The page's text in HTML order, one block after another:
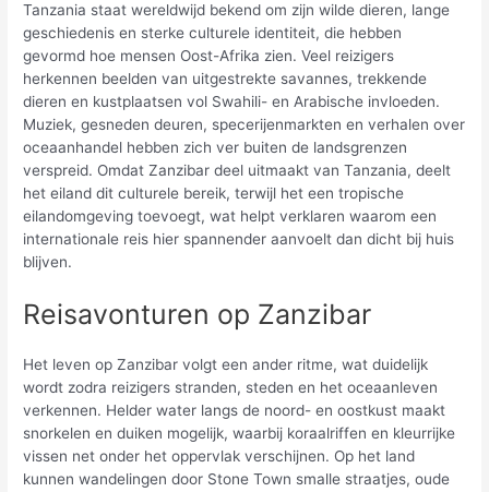
Tanzania staat wereldwijd bekend om zijn wilde dieren, lange
geschiedenis en sterke culturele identiteit, die hebben
gevormd hoe mensen Oost-Afrika zien. Veel reizigers
herkennen beelden van uitgestrekte savannes, trekkende
dieren en kustplaatsen vol Swahili- en Arabische invloeden.
Muziek, gesneden deuren, specerijenmarkten en verhalen over
oceaanhandel hebben zich ver buiten de landsgrenzen
verspreid. Omdat Zanzibar deel uitmaakt van Tanzania, deelt
het eiland dit culturele bereik, terwijl het een tropische
eilandomgeving toevoegt, wat helpt verklaren waarom een
internationale reis hier spannender aanvoelt dan dicht bij huis
blijven.
Reisavonturen op Zanzibar
Het leven op Zanzibar volgt een ander ritme, wat duidelijk
wordt zodra reizigers stranden, steden en het oceaanleven
verkennen. Helder water langs de noord- en oostkust maakt
snorkelen en duiken mogelijk, waarbij koraalriffen en kleurrijke
vissen net onder het oppervlak verschijnen. Op het land
kunnen wandelingen door Stone Town smalle straatjes, oude